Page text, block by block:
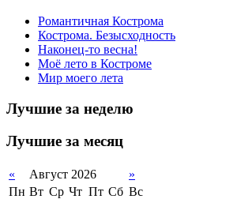
Романтичная Кострома
Кострома. Безысходность
Наконец-то весна!
Моё лето в Костроме
Мир моего лета
Лучшие за неделю
Лучшие за месяц
« Август 2026
»
Пн Вт Ср Чт Пт Сб Вс